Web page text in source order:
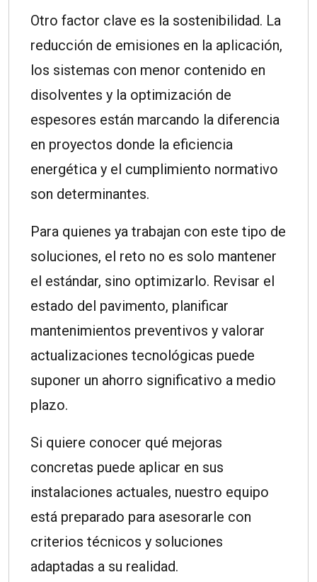
Otro factor clave es la sostenibilidad. La
reducción de emisiones en la aplicación,
los sistemas con menor contenido en
disolventes y la optimización de
espesores están marcando la diferencia
en proyectos donde la eficiencia
energética y el cumplimiento normativo
son determinantes.
Para quienes ya trabajan con este tipo de
soluciones, el reto no es solo mantener
el estándar, sino optimizarlo. Revisar el
estado del pavimento, planificar
mantenimientos preventivos y valorar
actualizaciones tecnológicas puede
suponer un ahorro significativo a medio
plazo.
Si quiere conocer qué mejoras
concretas puede aplicar en sus
instalaciones actuales, nuestro equipo
está preparado para asesorarle con
criterios técnicos y soluciones
adaptadas a su realidad.